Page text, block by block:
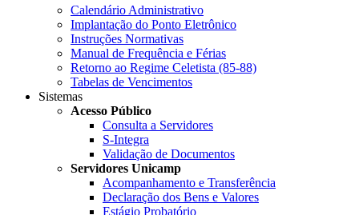
Calendário Administrativo
Implantação do Ponto Eletrônico
Instruções Normativas
Manual de Frequência e Férias
Retorno ao Regime Celetista (85-88)
Tabelas de Vencimentos
Sistemas
Acesso Público
Consulta a Servidores
S-Integra
Validação de Documentos
Servidores Unicamp
Acompanhamento e Transferência
Declaração dos Bens e Valores
Estágio Probatório